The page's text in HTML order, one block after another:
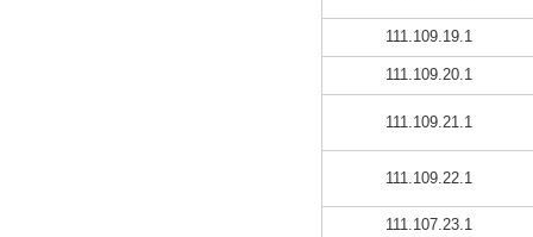
111.109.19.1
111.109.20.1
111.109.21.1
111.109.22.1
111.107.23.1